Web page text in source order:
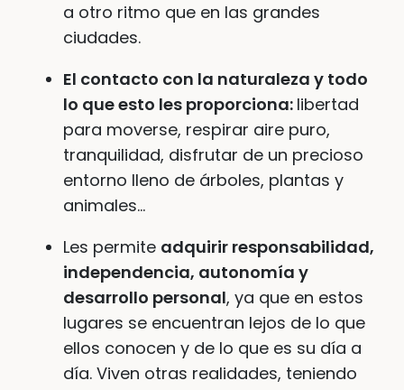
a otro ritmo que en las grandes
ciudades.
El contacto con la naturaleza y todo
lo que esto les proporciona: libertad
para moverse, respirar aire puro,
tranquilidad, disfrutar de un precioso
entorno lleno de árboles, plantas y
animales…
Les permite adquirir responsabilidad,
independencia, autonomía y
desarrollo personal, ya que en estos
lugares se encuentran lejos de lo que
ellos conocen y de lo que es su día a
día. Viven otras realidades, teniendo